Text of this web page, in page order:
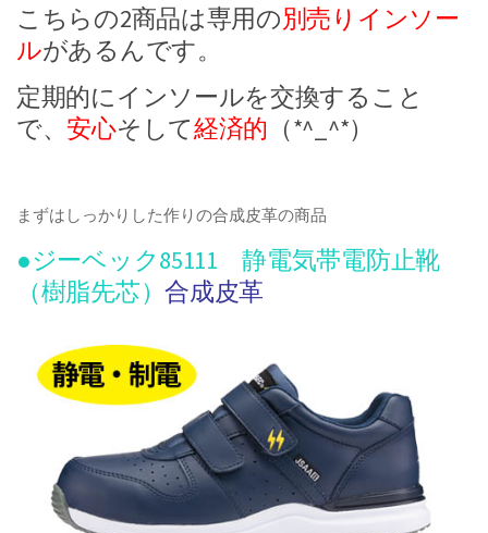
こちらの2商品は専用の別売りインソー
ルがあるんです。
定期的にインソールを交換すること
で、安心そして経済的 （*^_^*）
まずはしっかりした作りの合成皮革の商品
●ジーベック85111 静電気帯電防止靴
（樹脂先芯）合成皮革